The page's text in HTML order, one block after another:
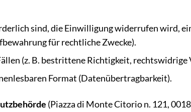
sind, die Einwilligung widerrufen wird,
für rechtliche Zwecke).
(z. B. bestrittene Richtigkeit, rechtswidrige
Format (Datenübertragbarkeit).
(Piazza di Monte Citorio n. 121,